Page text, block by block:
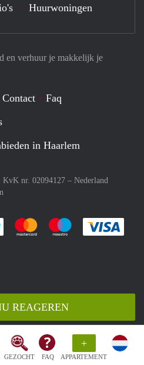
GEZOCHT FAQ
+
APPARTEMENT
REAGEREN
en verhuur je makkelijk je
Contact
Faq
in Haarlem
KvK nr. 02094127 – Nederland
Je rekent gemakkelijk af met Paypal
Je rekent gemakkelijk af met
Je rekent
Huurwoningen